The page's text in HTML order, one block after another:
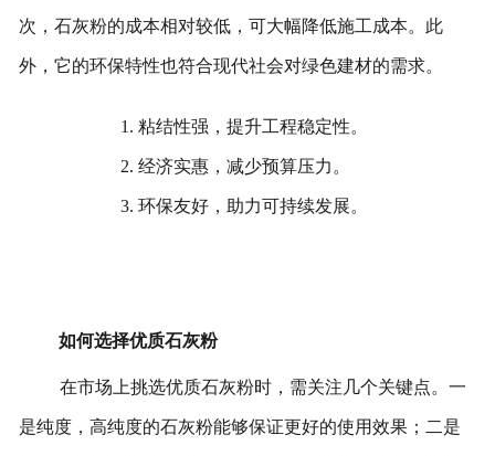
次，石灰粉的成本相对较低，可大幅降低施工成本。此
外，它的环保特性也符合现代社会对绿色建材的需求。
1. 粘结性强，提升工程稳定性。
2. 经济实惠，减少预算压力。
3. 环保友好，助力可持续发展。
如何选择优质石灰粉
在市场上挑选优质石灰粉时，需关注几个关键点。一
是纯度，高纯度的石灰粉能够保证更好的使用效果；二是